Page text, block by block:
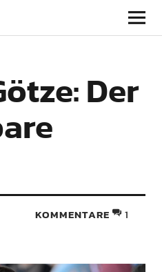
Der
KOMMENTARE 1